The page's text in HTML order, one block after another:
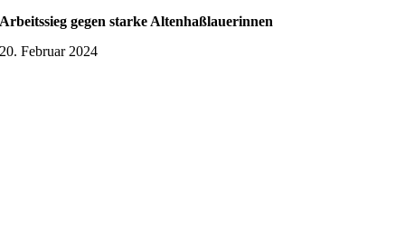
Arbeitssieg gegen starke Altenhaßlauerinnen
20. Februar 2024